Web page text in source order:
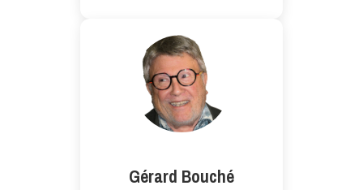
Gérard Bouché